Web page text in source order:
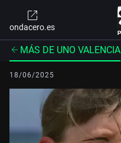
ondacero.es
MÁS DE UNO VALENCIA
18/06/2025